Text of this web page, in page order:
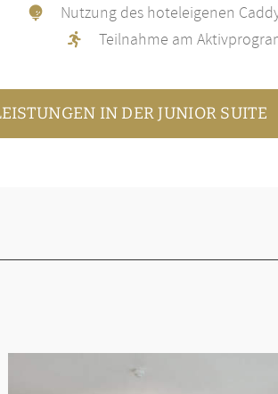
Nutzung des hoteleigenen
Teilnahme am
IN DER JUNIOR SUITE